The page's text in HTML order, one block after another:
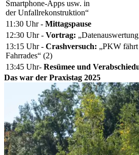
Smartphone-Apps usw. in
der Unfallrekonstruktion“
11:30 Uhr - Mittagspause
12:30 Uhr - Vortrag:
13:15 Uhr - Crashversuch: „PKW fährt
Fahrrades“ (2)
13:45 Uhr- Resümee und
Das war der Praxistag 2025